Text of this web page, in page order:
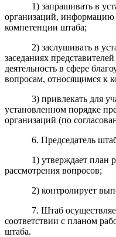
1) запрашивать в
организаций,
компетенции штаба;
2) заслушивать в
заседаниях
деятельность в сфере
вопросам, относящимся к
3) привлекать для
установленном порядке
организаций (по
6. Председатель
1) утверждает план
рассмотрения вопросов;
2) контролирует
7. Штаб
соответствии с планом
штаба.